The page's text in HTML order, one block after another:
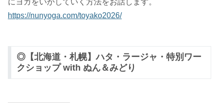
https://nunyoga.com/toyako2026/
◎【北海道・札幌】ハタ・ラージャ・特別ワー
クショップ with ぬん＆みどり